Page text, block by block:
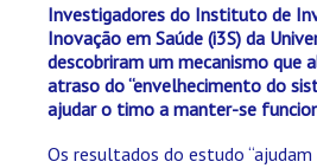
Investigadores do Instituto de
Inovação em Saúde (i3S) da
descobriram um mecanismo que
atraso do “envelhecimento do
ajudar o timo a manter-se
Os resultados do estudo